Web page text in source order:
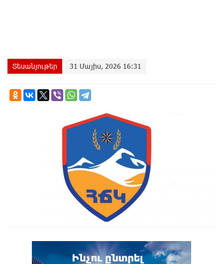
Տեսանյութեր 31 Մայիս, 2026 16:31